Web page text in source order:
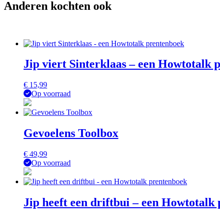
Anderen kochten ook
Jip viert Sinterklaas – een Howtotalk
€ 15,99
Op voorraad
Gevoelens Toolbox
€ 49,99
Op voorraad
Jip heeft een driftbui – een Howtotalk